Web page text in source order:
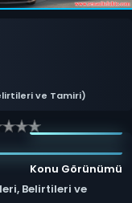
ve Tamiri)
Konu Görünümü
Belirtileri ve